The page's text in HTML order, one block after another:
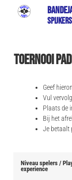
Spijkers
Toernooi
Geef
Vul
Plaats de
Bij het
Je betaalt
Niveau spelers /
experience